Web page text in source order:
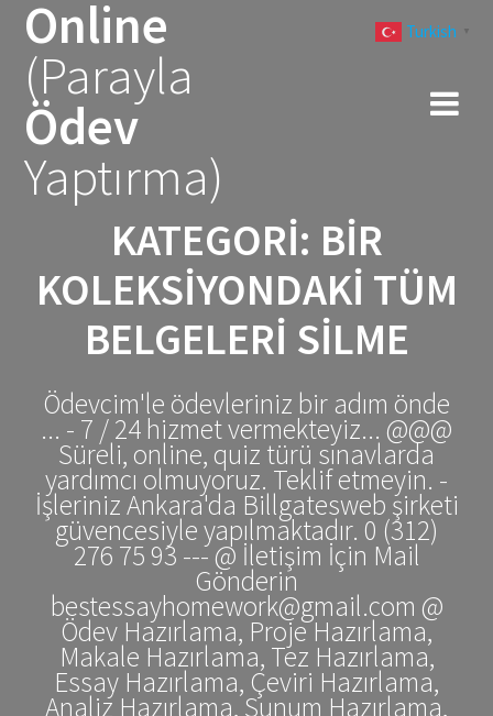
Online
(Parayla
Ödev
Yaptırma)
KATEGORI: BIR
KOLEKSIYONDAKI TÜM
BELGELERI SILME
Ödevcim'le ödevleriniz bir adım önde
... - 7 / 24 hizmet vermekteyiz... @@@
Süreli, online, quiz türü sınavlarda
yardımcı olmuyoruz. Teklif etmeyin. -
İşleriniz Ankara'da Billgatesweb şirketi
güvencesiyle yapılmaktadır. 0 (312)
276 75 93 --- @ İletişim İçin Mail
Gönderin
bestessayhomework@gmail.com @
Ödev Hazırlama, Proje Hazırlama,
Makale Hazırlama, Tez Hazırlama,
Essay Hazırlama, Çeviri Hazırlama,
Analiz Hazırlama, Sunum Hazırlama,
Turkish ▼